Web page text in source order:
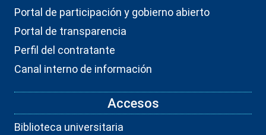
Portal de participación y gobierno abierto
Portal de transparencia
Perfil del contratante
Canal interno de información
Accesos
Biblioteca universitaria